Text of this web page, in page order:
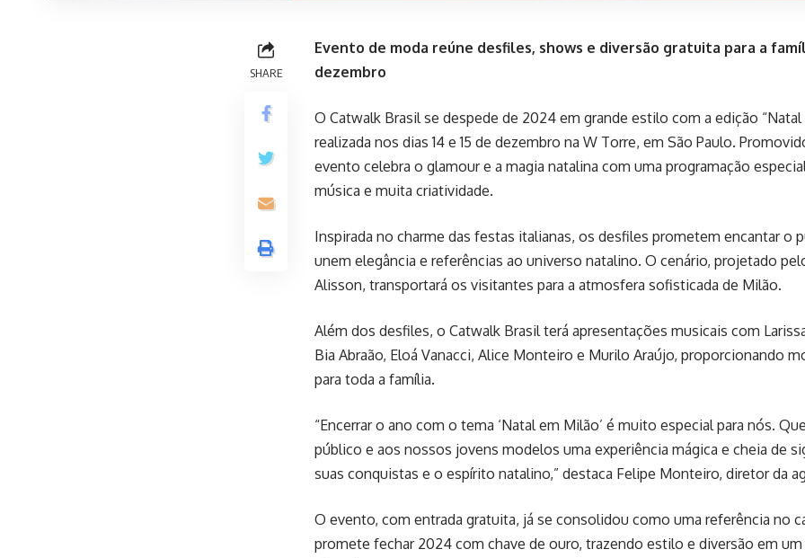
SHARE
Evento de moda reúne desfiles, shows e diversão gratuita para a
dezembro
O Catwalk Brasil se despede de 2024 em grande estilo com a edição “Natal
realizada nos dias 14 e 15 de dezembro na W Torre, em São Paulo.
evento celebra o glamour e a magia natalina com uma programação
música e muita criatividade.
Inspirada no charme das festas italianas, os desfiles prometem encantar o
unem elegância e referências ao universo natalino. O cenário, projetado
Alisson, transportará os visitantes para a atmosfera sofisticada de Milão.
Além dos desfiles, o Catwalk Brasil terá apresentações musicais com
Bia Abraão, Eloá Vanacci, Alice Monteiro e Murilo Araújo, proporcionando
para toda a família.
“Encerrar o ano com o tema ‘Natal em Milão’ é muito especial para nós.
público e aos nossos jovens modelos uma experiência mágica e cheia de
suas conquistas e o espírito natalino,” destaca Felipe Monteiro, diretor da
O evento, com entrada gratuita, já se consolidou como uma referência no
promete fechar 2024 com chave de ouro, trazendo estilo e diversão em